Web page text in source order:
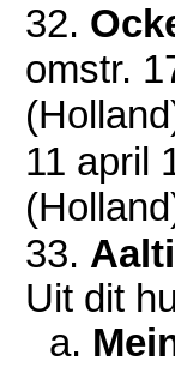
32.
omstr.
11 april
33.
Uit dit
a.